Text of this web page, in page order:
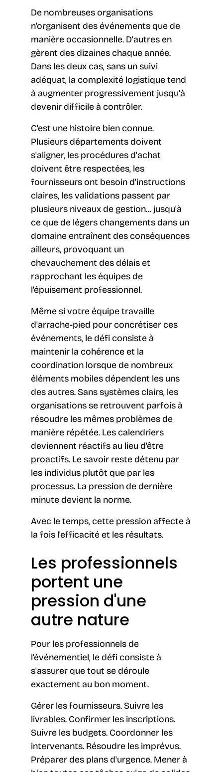
De nombreuses organisations
n'organisent des événements que de
manière occasionnelle. D'autres en
gèrent des dizaines chaque année.
Dans les deux cas, sans un suivi
adéquat, la complexité logistique tend
à augmenter progressivement jusqu'à
devenir difficile à contrôler.
C'est une histoire bien connue.
Plusieurs départements doivent
s'aligner, les procédures d'achat
doivent être respectées, les
fournisseurs ont besoin d'instructions
claires, les validations passent par
plusieurs niveaux de gestion... jusqu'à
ce que de légers changements dans un
domaine entraînent des conséquences
ailleurs, provoquant un
chevauchement des délais et
rapprochant les équipes de
l'épuisement professionnel.
Même si votre équipe travaille
d'arrache-pied pour concrétiser ces
événements, le défi consiste à
maintenir la cohérence et la
coordination lorsque de nombreux
éléments mobiles dépendent les uns
des autres. Sans systèmes clairs, les
organisations se retrouvent parfois à
résoudre les mêmes problèmes de
manière répétée. Les calendriers
deviennent réactifs au lieu d'être
proactifs. Le savoir reste détenu par
les individus plutôt que par les
processus. La pression de dernière
minute devient la norme.
Avec le temps, cette pression affecte à
la fois l'efficacité et les résultats.
Les professionnels
portent une
pression d'une
autre nature
Pour les professionnels de
l'événementiel, le défi consiste à
s'assurer que tout se déroule
exactement au bon moment.
Gérer les fournisseurs. Suivre les
livrables. Confirmer les inscriptions.
Suivre les budgets. Coordonner les
intervenants. Résoudre les imprévus.
Préparer des plans d'urgence. Mener à